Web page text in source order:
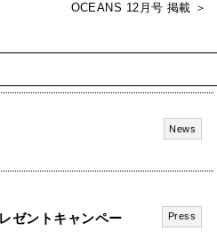
OCEANS 12月号 掲載 ＞
News
ゼントキャンペー
Press